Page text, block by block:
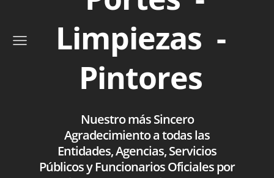
Limpiezas -
Pintores
Nuestro más Sincero
Agradecimiento a todas las
Entidades, Agencias, Servicios
Públicos y Funcionarios Oficiales por